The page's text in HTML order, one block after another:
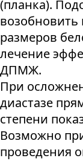
(планка).
возобновить
размеров
лечение
ДПМЖ.
При
диастазе
степени
Возможно
проведения